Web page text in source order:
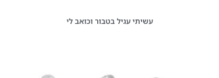
עשיתי עגיל בטבור וכואב לי